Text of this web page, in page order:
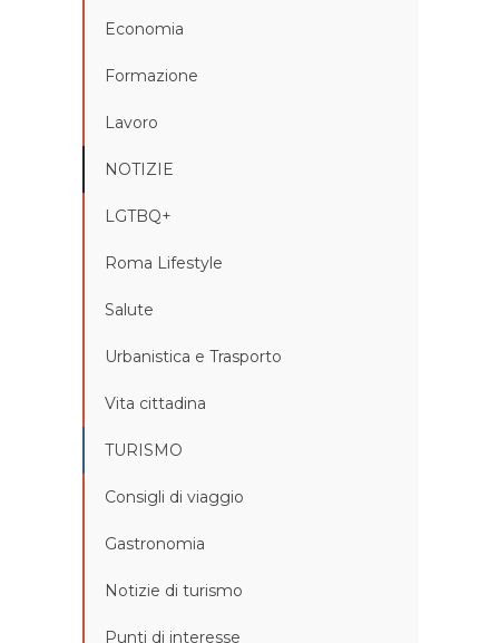
Economia
Formazione
Lavoro
NOTIZIE
LGTBQ+
Roma Lifestyle
Salute
Urbanistica e Trasporto
Vita cittadina
TURISMO
Consigli di viaggio
Gastronomia
Notizie di turismo
Punti di interesse